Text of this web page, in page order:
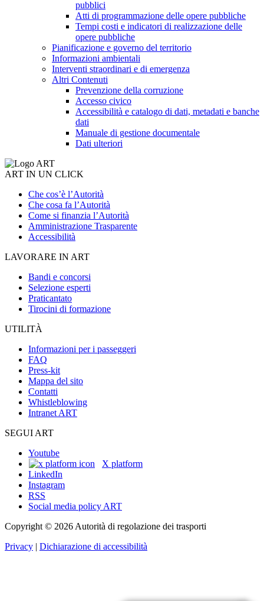
pubblici
Atti di programmazione delle opere pubbliche
Tempi costi e indicatori di realizzazione delle
opere pubbliche
Pianificazione e governo del territorio
Informazioni ambientali
Interventi straordinari e di emergenza
Altri Contenuti
Prevenzione della corruzione
Accesso civico
Accessibilità e catalogo di dati, metadati e banche
dati
Manuale di gestione documentale
Dati ulteriori
ART IN UN CLICK
Che cos’è l’Autorità
Che cosa fa l’Autorità
Come si finanzia l’Autorità
Amministrazione Trasparente
Accessibilità
LAVORARE IN ART
Bandi e concorsi
Selezione esperti
Praticantato
Tirocini di formazione
UTILITÀ
Informazioni per i passeggeri
FAQ
Press-kit
Mappa del sito
Contatti
Whistleblowing
Intranet ART
SEGUI ART
Youtube
X platform
LinkedIn
Instagram
RSS
Social media policy ART
Copyright © 2026 Autorità di regolazione dei trasporti
Privacy | Dichiarazione di accessibilità